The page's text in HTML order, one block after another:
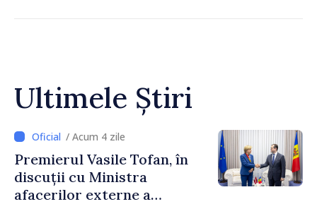
Ultimele Știri
/ Acum 4 zile
Premierul Vasile Tofan, în
discuții cu Ministra
afacerilor externe a